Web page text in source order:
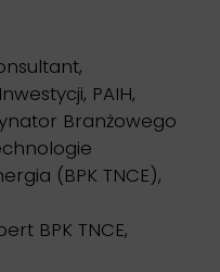
PAIH,
Branżowego
(BPK TNCE),
BPK TNCE,